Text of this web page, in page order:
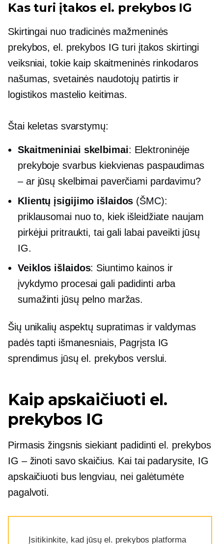
Kas turi įtakos el. prekybos IG
Skirtingai nuo tradicinės mažmeninės
prekybos, el. prekybos IG turi įtakos skirtingi
veiksniai, tokie kaip skaitmeninės rinkodaros
našumas, svetainės naudotojų patirtis ir
logistikos mastelio keitimas.
Štai keletas svarstymų:
Skaitmeniniai skelbimai: Elektroninėje
prekyboje svarbus kiekvienas paspaudimas
– ar jūsų skelbimai paverčiami pardavimu?
Klientų įsigijimo išlaidos (ŠMC):
priklausomai nuo to, kiek išleidžiate naujam
pirkėjui pritraukti, tai gali labai paveikti jūsų
IG.
Veiklos išlaidos: Siuntimo kainos ir
įvykdymo procesai gali padidinti arba
sumažinti jūsų pelno maržas.
Šių unikalių aspektų supratimas ir valdymas
padės tapti išmanesniais, Pagrįsta IG
sprendimus jūsų el. prekybos verslui.
Kaip apskaičiuoti el.
prekybos IG
Pirmasis žingsnis siekiant padidinti el. prekybos
IG – žinoti savo skaičius. Kai tai padarysite, IG
apskaičiuoti bus lengviau, nei galėtumėte
pagalvoti.
Įsitikinkite, kad jūsų el. prekybos platforma